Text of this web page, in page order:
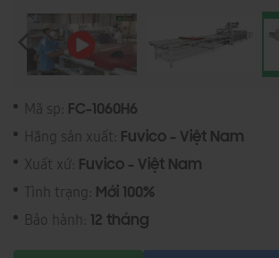
Mã sp: FC-1060H6
Hãng sản xuất: Fuvico - Việt Nam
Xuất xứ: Fuvico - Việt Nam
Tình trạng: Mới 100%
Bảo hành: 12 tháng